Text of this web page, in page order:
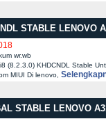
STABLE LENOVO
wr.wb
(8.2.3.0) KHDCNDL Stable
MIUI Di lenovo,
STABLE LENOVO